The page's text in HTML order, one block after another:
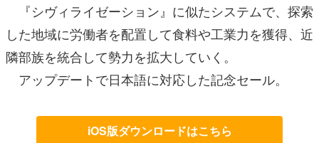
『シヴィライゼーション』に似たシステムで、探索
した地域に労働者を配置して食料や工業力を獲得、近
隣部族を統合して勢力を拡大していく。
アップデートで日本語に対応した記念セール。
iOS版ダウンロードはこちら